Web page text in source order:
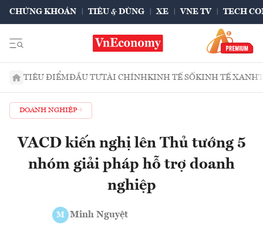
CHỨNG KHOÁN TIÊU & DÙNG XE VNE TV TECH
TIÊU ĐIỂMĐẦU TƯTÀI CHÍNHKINH TẾ SỐKINH TẾ XANH
DOANH NGHIỆP
VACD kiến nghị lên Thủ tướng 5
nhóm giải pháp hỗ trợ doanh
nghiệp
M Minh Nguyệt